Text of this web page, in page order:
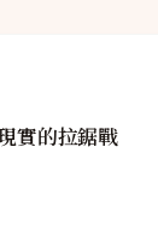
實的拉鋸戰